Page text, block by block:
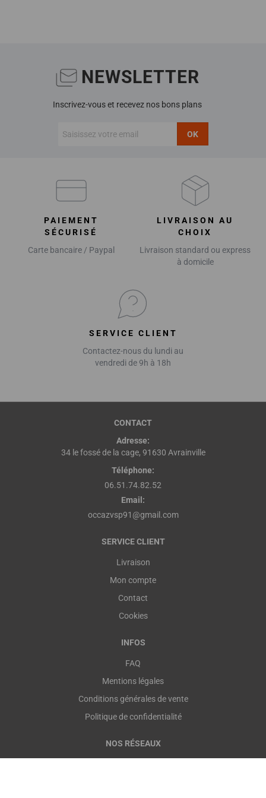
NEWSLETTER
Inscrivez-vous et recevez nos bons plans
OK
PAIEMENT
SÉCURISÉ
Carte bancaire / Paypal
LIVRAISON AU
CHOIX
Livraison standard ou express
à domicile
SERVICE CLIENT
Contactez-nous du lundi au
vendredi de 9h à 18h
CONTACT
Adresse:
34 le fossé de la cage, 91630 Avrainville
Téléphone:
06.51.74.82.52
Email:
occazvsp91@gmail.com
SERVICE CLIENT
Livraison
Mon compte
Contact
Cookies
INFOS
FAQ
Mentions légales
Conditions générales de vente
Politique de confidentialité
NOS RÉSEAUX